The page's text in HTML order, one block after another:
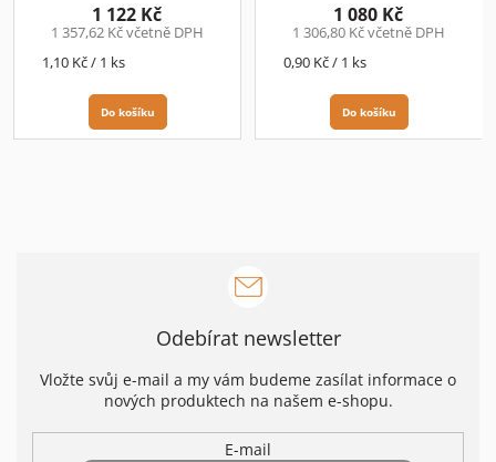
1 357,62 Kč včetně DPH
1 122 Kč
Měrná
1,10 Kč / 1 ks
Do košíku
1 306,80 Kč včetně DPH
1 080 Kč
Měrná
0,90 Kč / 1 ks
Do košíku
Odebírat newsletter
Vložte svůj e-mail a my vám budeme zasílat informace o
nových produktech na našem e-shopu.
E-mail